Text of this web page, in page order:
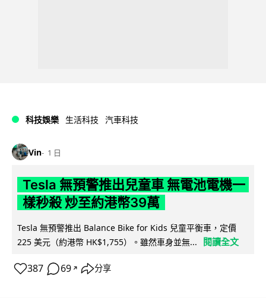
科技娛樂 生活科技 汽車科技
Vin 1 日
Tesla 無預警推出兒童車 無電池電機一
樣秒殺 炒至約港幣39萬
Tesla 無預警推出 Balance Bike for Kids 兒童平衡車，定價
225 美元（約港幣 HK$1,755）。雖然車身並無...
閱讀全文
387 69 ↗ 分享